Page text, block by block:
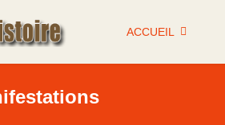
ACCUEIL